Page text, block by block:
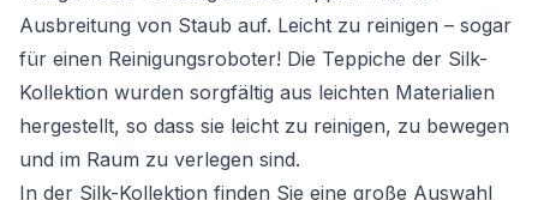
Ausbreitung von Staub auf. Leicht zu reinigen – sogar
für einen Reinigungsroboter! Die Teppiche der Silk-
Kollektion wurden sorgfältig aus leichten Materialien
hergestellt, so dass sie leicht zu reinigen, zu bewegen
und im Raum zu verlegen sind.
In der Silk-Kollektion finden Sie eine große Auswahl